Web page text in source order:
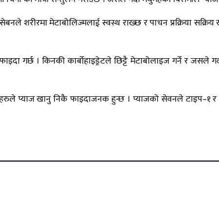
शरीरमा मेटाबोलिज्मलाई स्वस्थ राख्छ र पाचन प्रक्रिया
गर्छ । किनकी कार्बोहाइड्रेटले छिट्टै मेटाबोलाइज गर्ने र जसले
प्याज खानु निकै फाइदाजनक हुन्छ । प्याजको सेवनले टाइप–१